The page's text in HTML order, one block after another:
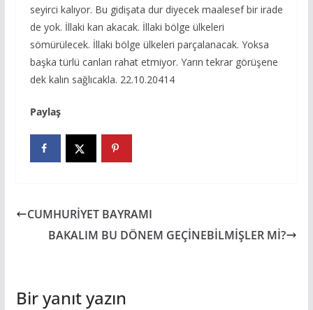
seyirci kalıyor. Bu gidişata dur diyecek maalesef bir irade
de yok. İllaki kan akacak. İllaki bölge ülkeleri
sömürülecek. İllaki bölge ülkeleri parçalanacak. Yoksa
başka türlü canları rahat etmiyor. Yarın tekrar görüşene
dek kalın sağlıcakla. 22.10.20414
Paylaş
CUMHURİYET BAYRAMI
BAKALIM BU DÖNEM GEÇİNEBİLMİŞLER Mİ?
Bir yanıt yazın